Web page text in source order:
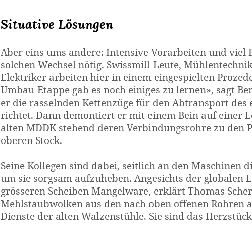
Situative Lösungen
Aber eins ums andere: Intensive Vorarbeiten und
solchen Wechsel nötig. Swissmill-Leute,
Elektriker arbeiten hier in einem eingespielten
Umbau-Etappe gab es noch einiges zu lernen», sagt
er die rasselnden Kettenzüge für den Abtransport
richtet. Dann demontiert er mit einem Bein auf einer
alten MDDK stehend deren Verbindungsrohre zu den
oberen Stock.
Seine Kollegen sind dabei, seitlich an den Maschinen
um sie sorgsam aufzuheben. Angesichts der globalen
grösseren Scheiben Mangelware, erklärt Thomas
Mehlstaubwolken aus den nach oben offenen Rohren
Dienste der alten Walzenstühle. Sie sind das